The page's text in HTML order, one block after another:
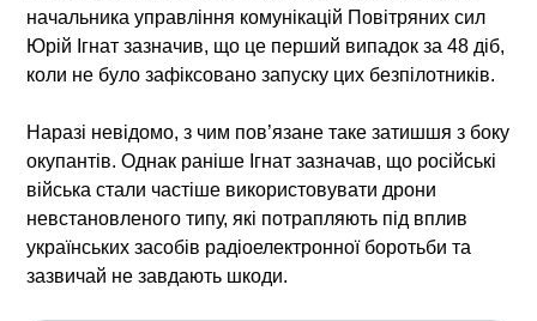
начальника управління комунікацій Повітряних сил
Юрій Ігнат зазначив, що це перший випадок за 48 діб,
коли не було зафіксовано запуску цих безпілотників.
Наразі невідомо, з чим пов’язане таке затишшя з боку
окупантів. Однак раніше Ігнат зазначав, що російські
війська стали частіше використовувати дрони
невстановленого типу, які потрапляють під вплив
українських засобів радіоелектронної боротьби та
зазвичай не завдають шкоди.